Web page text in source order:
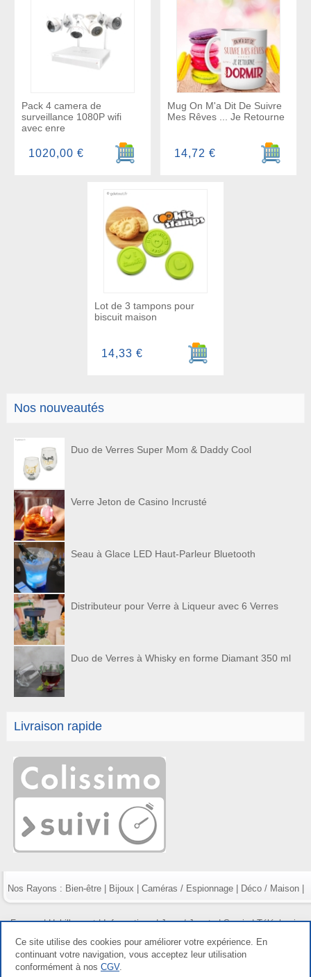
Nos nouveautés
Duo de Verres Super Mom & Daddy Cool
Verre Jeton de Casino Incrusté
Seau à Glace LED Haut-Parleur Bluetooth
Distributeur pour Verre à Liqueur avec 6 Verres
Duo de Verres à Whisky en forme Diamant 350 ml
Livraison rapide
Pack 4 camera de
surveillance 1080P wifi
avec enre
Ajouter au panier
1020,00 €
Mug On M'a Dit De Suivre
Mes Rêves ... Je Retourne
Ajouter
14,72 €
Lot de 3 tampons pour
biscuit maison
Ajouter au panier
14,33 €
Nos Rayons : Bien-être| Bijoux Caméras / Espionnage| Déco / Maison|
Fumeur|Habillement|Informatique|Jeux / Jouets|Survie|Téléphonie
Copyright gdetout.fr 2026, tous droits réservés |
Ce site utilise des cookies pour améliorer votre expérience. En
continuant votre navigation, vous acceptez leur utilisation
conformément à nos CGV.